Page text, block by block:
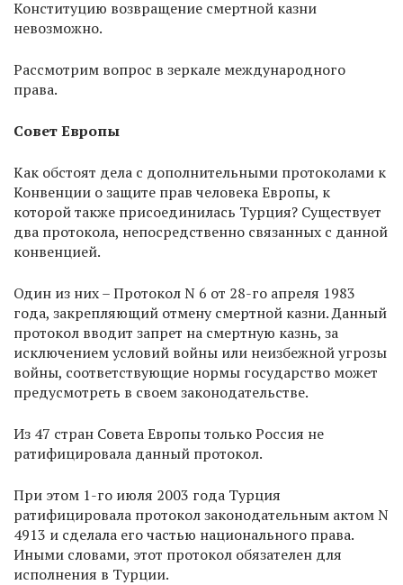
Конституцию возвращение смертной казни
невозможно.
Рассмотрим вопрос в зеркале международного
права.
Совет Европы
Как обстоят дела с дополнительными протоколами к
Конвенции о защите прав человека Европы, к
которой также присоединилась Турция? Существует
два протокола, непосредственно связанных с данной
конвенцией.
Один из них – Протокол N 6 от 28-го апреля 1983
года, закрепляющий отмену смертной казни. Данный
протокол вводит запрет на смертную казнь, за
исключением условий войны или неизбежной угрозы
войны, соответствующие нормы государство может
предусмотреть в своем законодательстве.
Из 47 стран Совета Европы только Россия не
ратифицировала данный протокол.
При этом 1-го июля 2003 года Турция
ратифицировала протокол законодательным актом N
4913 и сделала его частью национального права.
Иными словами, этот протокол обязателен для
исполнения в Турции.